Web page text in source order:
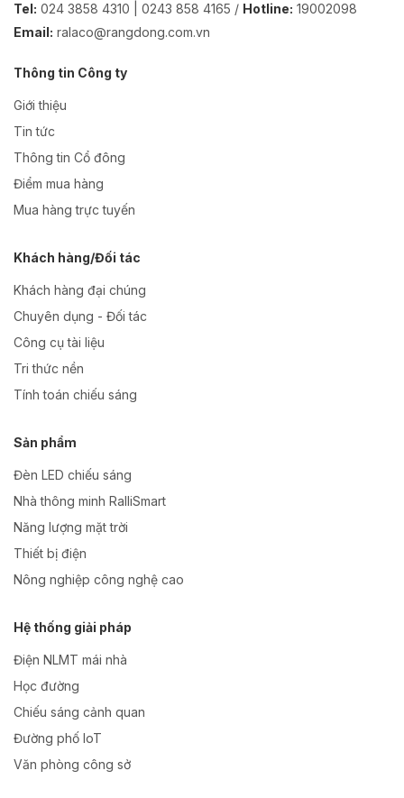
Tel: 024 3858 4310 | 0243 858 4165 / Hotline: 19002098
Email: ralaco@rangdong.com.vn
Thông tin Công ty
Giới thiệu
Tin tức
Thông tin Cổ đông
Điểm mua hàng
Mua hàng trực tuyến
Khách hàng/Đối tác
Khách hàng đại chúng
Chuyên dụng - Đối tác
Công cụ tài liệu
Tri thức nền
Tính toán chiếu sáng
Sản phẩm
Đèn LED chiếu sáng
Nhà thông minh RalliSmart
Năng lượng mặt trời
Thiết bị điện
Nông nghiệp công nghệ cao
Hệ thống giải pháp
Điện NLMT mái nhà
Học đường
Chiếu sáng cảnh quan
Đường phố IoT
Văn phòng công sở